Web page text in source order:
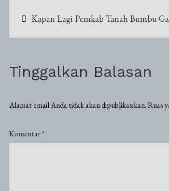
Navigasi
pos
Kapan Lagi Pemkab Tanah Bumbu
Tinggalkan Balasan
Alamat email Anda tidak akan dipublikasikan.Ruas
Komentar*